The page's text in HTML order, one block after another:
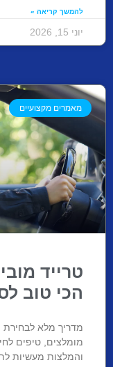
להמשך קריאה »
יוני 15, 2026
מאמרים מקצועיים
טרייד
הכי טוב
מדריך מלא
מומלצים, טיפים
והמלצות מעשיות